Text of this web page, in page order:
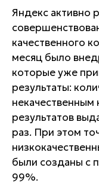
Яндекс активно
качественного
месяц было
которые уже
результаты:
некачественным
результатов
раз. При этом
были созданы с
99%.